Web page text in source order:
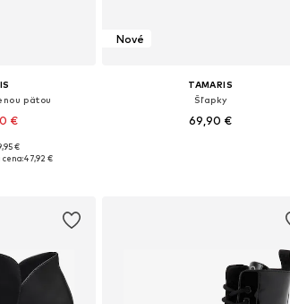
pätou
€
+1
38, 39, 40, 41
€
47,92 €
Nové
TAMARIS
Šľapky
69,90 €